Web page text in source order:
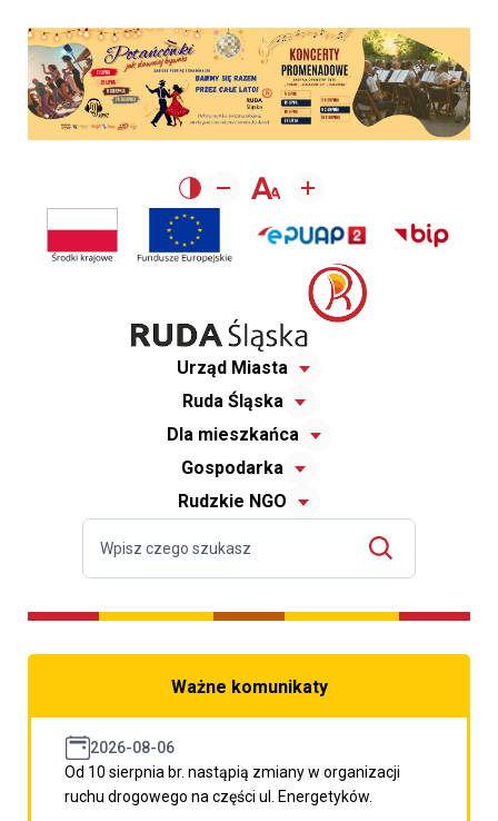
Urząd Miasta
Ruda Śląska
Dla mieszkańca
Gospodarka
Rudzkie NGO
Ważne komunikaty
2026-08-06
Od 10 sierpnia br. nastąpią zmiany w organizacji
ruchu drogowego na części ul. Energetyków.